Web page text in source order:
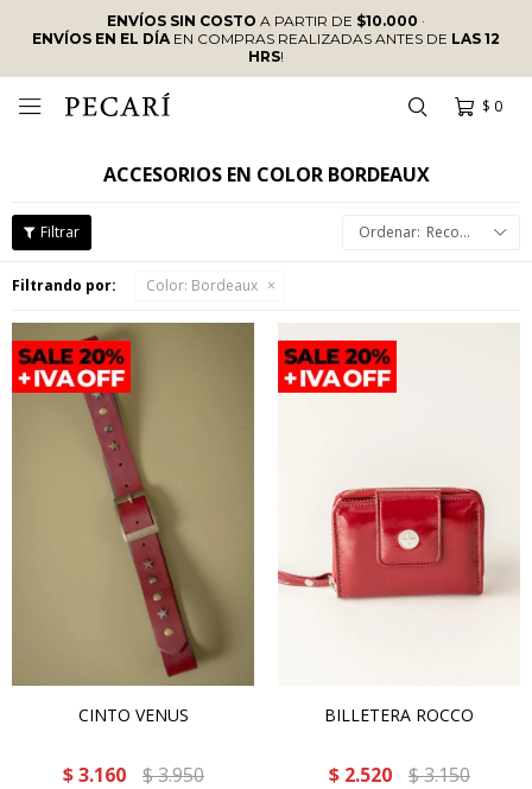
ENVÍOS SIN COSTO A PARTIR DE $10.000 ·
ENVÍOS EN EL DÍAEN COMPRAS REALIZADAS ANTES DE LAS 12
HRS!
$ 0

ACCESORIOS EN COLOR BORDEAUX
Recomendados
Filtrando por: Color: Bordeaux
CINTO VENUS
$ 3.160 $3.950
BILLETERA ROCCO
$ 2.520 $3.150